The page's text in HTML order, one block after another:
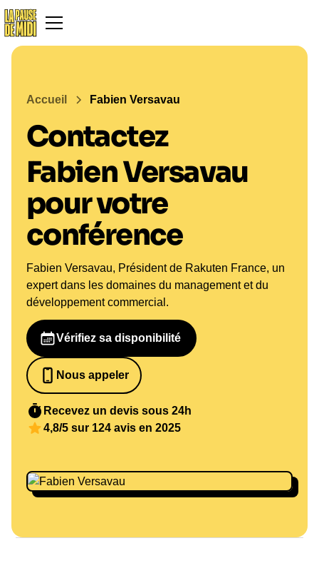
Accueil Fabien Versavau
Contactez
Fabien Versavau
pour votre
conférence
Fabien Versavau, Président de Rakuten France, un
expert dans les domaines du management et du
développement commercial.
Vérifiez sa disponibilité
Nous appeler
0652698481
Recevez un devis sous 24h
4,8/5 sur 124 avis en 2025